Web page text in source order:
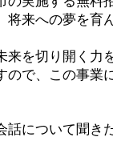
将来への夢を育
を切り開く力
ので、この事業
について聞き